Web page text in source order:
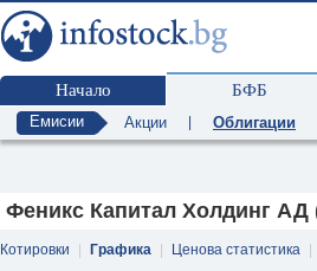
Начало БФБ
Емисии Акции Облигации
Феникс Капитал Холдинг АД
Котировки Графика Ценова статистика